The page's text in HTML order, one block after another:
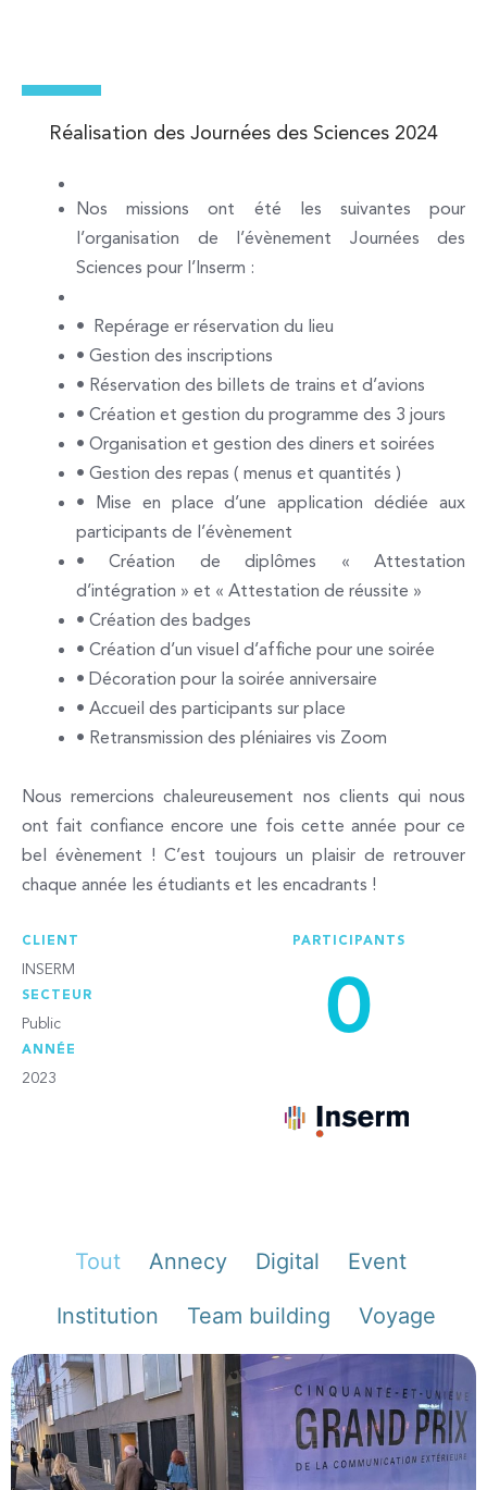
Réalisation des Journées des Sciences 2024
Nos missions ont été les suivantes pour
l’organisation de l’évènement Journées des
Sciences pour l’Inserm :
• Repérage er réservation du lieu
• Gestion des inscriptions
• Réservation des billets de trains et d’avions
• Création et gestion du programme des 3 jours
• Organisation et gestion des diners et soirées
• Gestion des repas ( menus et quantités )
• Mise en place d’une application dédiée aux
participants de l’évènement
• Création de diplômes « Attestation
d’intégration » et « Attestation de réussite »
• Création des badges
• Création d’un visuel d’affiche pour une soirée
• Décoration pour la soirée anniversaire
• Accueil des participants sur place
• Retransmission des pléniaires vis Zoom
Nous remercions chaleureusement nos clients qui nous
ont fait confiance encore une fois cette année pour ce
bel évènement ! C’est toujours un plaisir de retrouver
chaque année les étudiants et les encadrants !
CLIENT
INSERM
SECTEUR
Public
ANNÉE
2023
PARTICIPANTS
0
Tout Annecy Digital Event
Institution Team building Voyage